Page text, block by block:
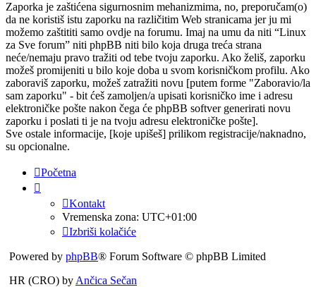
Zaporka je zaštićena sigurnosnim mehanizmima, no, preporučam(o)
da ne koristiš istu zaporku na različitim Web stranicama jer ju mi
možemo zaštititi samo ovdje na forumu. Imaj na umu da niti “Linux
za Sve forum” niti phpBB niti bilo koja druga treća strana
neće/nemaju pravo tražiti od tebe tvoju zaporku. Ako želiš, zaporku
možeš promijeniti u bilo koje doba u svom korisničkom profilu. Ako
zaboraviš zaporku, možeš zatražiti novu [putem forme "Zaboravio/la
sam zaporku" - bit ćeš zamoljen/a upisati korisničko ime i adresu
elektroničke pošte nakon čega će phpBB softver generirati novu
zaporku i poslati ti je na tvoju adresu elektroničke pošte].
Sve ostale informacije, [koje upišeš] prilikom registracije/naknadno,
su opcionalne.
Početna
Kontakt
Vremenska zona: UTC+01:00
Izbriši kolačiće
Powered by phpBB® Forum Software © phpBB Limited
HR (CRO) by Ančica Sečan